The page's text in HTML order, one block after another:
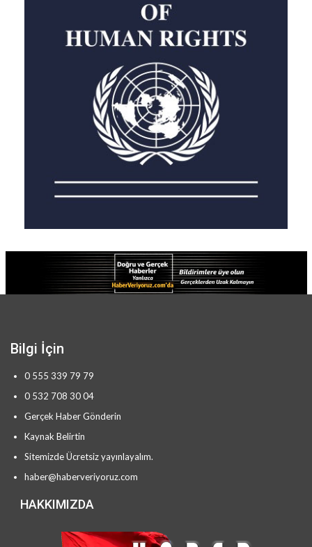
Bilgi İçin
0 555 339 79 79
0 532 708 30 04
Gerçek Haber Gönderin
Kaynak Belirtin
Sitemizde Ücretsiz yayınlayalım.
haber@haberveriyoruz.com
HAKKIMIZDA